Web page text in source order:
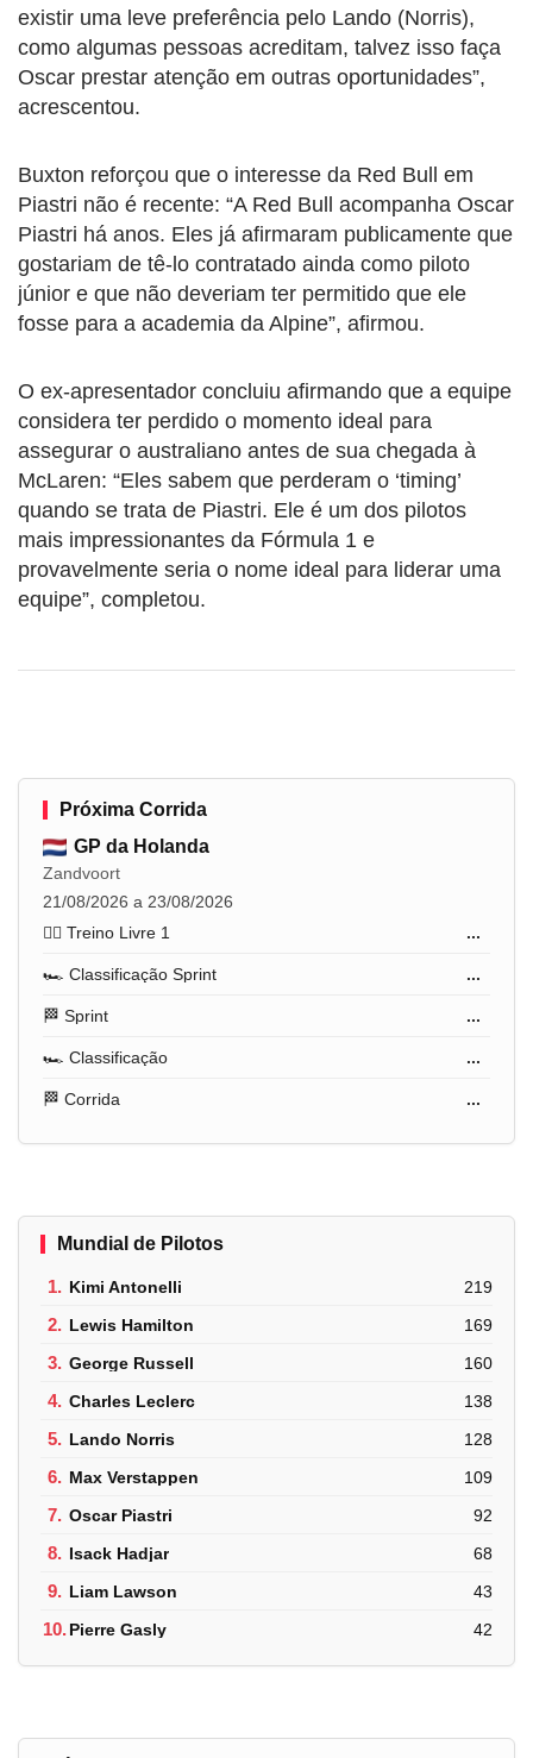
existir uma leve preferência pelo Lando (Norris),
como algumas pessoas acreditam, talvez isso faça
Oscar prestar atenção em outras oportunidades”,
acrescentou.
Buxton reforçou que o interesse da Red Bull em
Piastri não é recente: “A Red Bull acompanha Oscar
Piastri há anos. Eles já afirmaram publicamente que
gostariam de tê-lo contratado ainda como piloto
júnior e que não deveriam ter permitido que ele
fosse para a academia da Alpine”, afirmou.
O ex-apresentador concluiu afirmando que a equipe
considera ter perdido o momento ideal para
assegurar o australiano antes de sua chegada à
McLaren: “Eles sabem que perderam o ‘timing’
quando se trata de Piastri. Ele é um dos pilotos
mais impressionantes da Fórmula 1 e
provavelmente seria o nome ideal para liderar uma
equipe”, completou.
Próxima Corrida
GP da Holanda
Zandvoort
21/08/2026 a 23/08/2026
🏋️‍♂️ Treino Livre 1
...
🏎️ Classificação Sprint ...
🏁 Sprint ...
🏎️ Classificação ...
🏁 Corrida ...
Mundial de Pilotos
1. Kimi Antonelli 219
2. Lewis Hamilton 169
3. George Russell 160
4. Charles Leclerc 138
5. Lando Norris 128
6. Max Verstappen 109
7. Oscar Piastri 92
8. Isack Hadjar 68
9. Liam Lawson 43
10.Pierre Gasly 42